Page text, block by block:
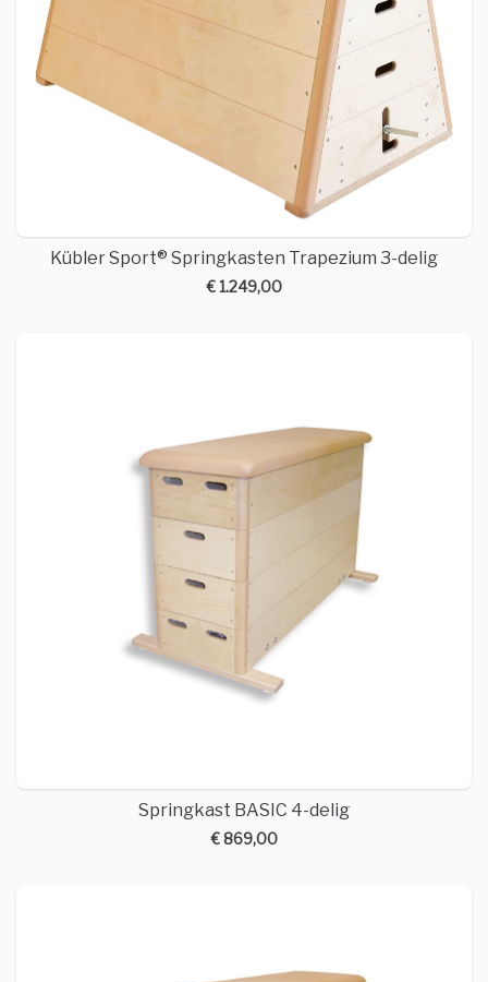
Kübler Sport® Springkasten Trapezium 3-delig
€ 1.249,00
Springkast BASIC 4-delig
€ 869,00